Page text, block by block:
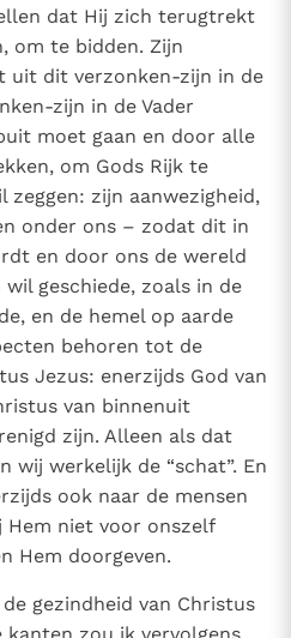
dat Hij zich terugtrekt
om te bidden. Zijn
uit dit verzonken-zijn in de
zijn in de Vader
moet gaan en door alle
om Gods Rijk te
zijn aanwezigheid,
onder ons – zodat dit in
en door ons de wereld
geschiede, zoals in de
en de hemel op aarde
behoren tot de
Jezus: enerzijds God van
van binnenuit
zijn. Alleen als dat
wij werkelijk de “schat”. En
ook naar de mensen
Hem niet voor onszelf
Hem doorgeven.
gezindheid van Christus